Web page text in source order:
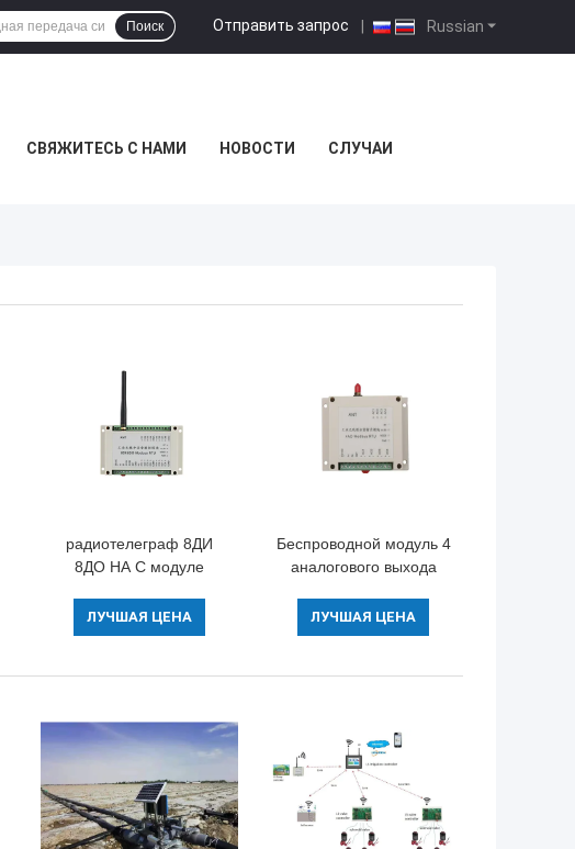
Russian
Отправить запрос |
Поиск
СВЯЖИТЕСЬ С НАМИ НОВОСТИ СЛУЧАИ
радиотелеграф 8ДИ
8ДО НА С модуле
4Г беспроводном
Модбус РТУ
ЛУЧШАЯ ЦЕНА
Беспроводной модуль 4
аналогового выхода
сигнал беспроводное
Модбус РТУ
ЛУЧШАЯ ЦЕНА